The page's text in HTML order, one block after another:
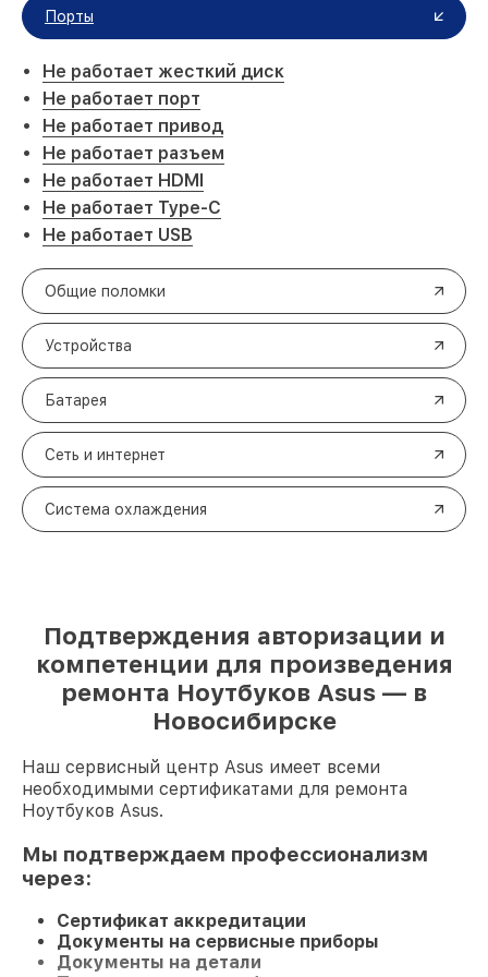
Порты
Не работает жесткий диск
Не работает порт
Не работает привод
Не работает разъем
Не работает HDMI
Не работает Type-C
Не работает USB
Общие поломки
Устройства
Батарея
Сеть и интернет
Система охлаждения
Подтверждения авторизации и
компетенции для произведения
ремонта Ноутбуков Asus — в
Новосибирске
Наш сервисный центр Asus имеет всеми
необходимыми сертификатами для ремонта
Ноутбуков Asus.
Мы подтверждаем профессионализм
через:
Сертификат аккредитации
Документы на сервисные приборы
Документы на детали